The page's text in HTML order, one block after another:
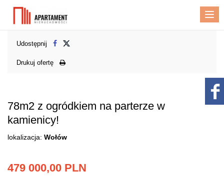
Udostępnij
Drukuj ofertę
78m2 z ogródkiem na parterze w
kamienicy!
lokalizacja: Wołów
479 000,00 PLN